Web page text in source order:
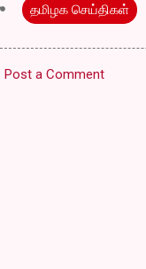
தமிழக செய்திகள்
Post a Comment